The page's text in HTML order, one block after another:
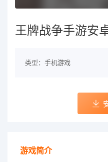
王牌战争手游安
类型：手机游戏
游戏简介